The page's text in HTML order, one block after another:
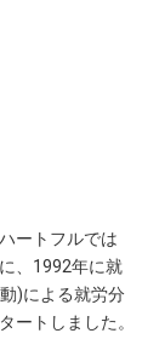
ートフルでは
、1992年に就
)による就労分
ートしました。